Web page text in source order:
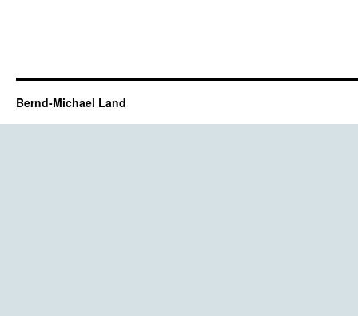
Bernd-Michael Land